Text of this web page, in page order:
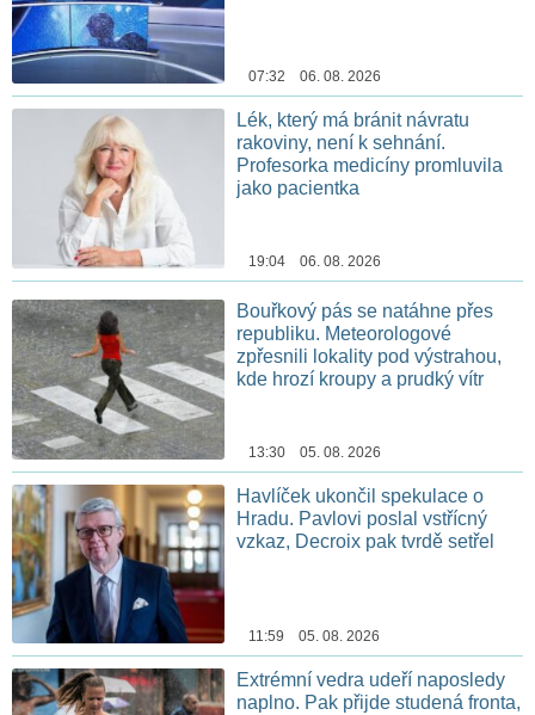
07:32 06. 08. 2026
Lék, který má bránit návratu
rakoviny, není k sehnání.
Profesorka medicíny promluvila
jako pacientka
19:04 06. 08. 2026
Bouřkový pás se natáhne přes
republiku. Meteorologové
zpřesnili lokality pod výstrahou,
kde hrozí kroupy a prudký vítr
13:30 05. 08. 2026
Havlíček ukončil spekulace o
Hradu. Pavlovi poslal vstřícný
vzkaz, Decroix pak tvrdě setřel
11:59 05. 08. 2026
Extrémní vedra udeří naposledy
naplno. Pak přijde studená fronta,